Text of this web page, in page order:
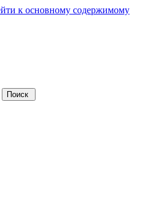
к основному содержимому
Поиск